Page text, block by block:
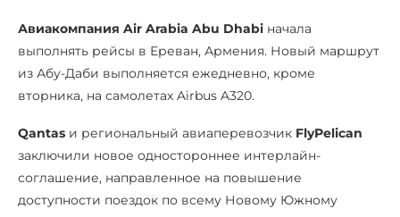
Авиакомпания Air Arabia Abu Dhabi начала
выполнять рейсы в Ереван, Армения. Новый маршрут
из Абу-Даби выполняется ежедневно, кроме
вторника, на самолетах Airbus A320.
Qantas и региональный авиаперевозчик FlyPelican
заключили новое одностороннее интерлайн-
соглашение, направленное на повышение
доступности поездок по всему Новому Южному